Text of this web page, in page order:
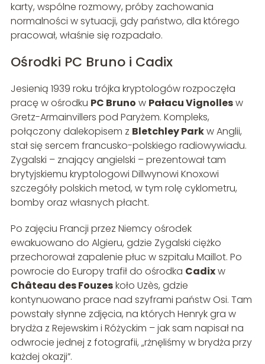
karty, wspólne rozmowy, próby zachowania
normalności w sytuacji, gdy państwo, dla którego
pracował, właśnie się rozpadało.
Ośrodki PC Bruno i Cadix
Jesienią 1939 roku trójka kryptologów rozpoczęła
pracę w ośrodku PC Bruno w Pałacu Vignollesw
Gretz-Armainvillers pod Paryżem. Kompleks,
połączony dalekopisem z Bletchley Parkw Anglii,
stał się sercem francusko-polskiego radiowywiadu.
Zygalski – znający angielski – prezentował tam
brytyjskiemu kryptologowi Dillwynowi Knoxowi
szczegóły polskich metod, w tym rolę cyklometru,
bomby oraz własnych płacht.
Po zajęciu Francji przez Niemcy ośrodek
ewakuowano do Algieru, gdzie Zygalski ciężko
przechorował zapalenie płuc w szpitalu Maillot. Po
powrocie do Europy trafił do ośrodka Cadixw
Château des Fouzeskoło Uzès, gdzie
kontynuowano prace nad szyframi państw Osi. Tam
powstały słynne zdjęcia, na których Henryk gra w
brydża z Rejewskim i Różyckim – jak sam napisał na
odwrocie jednej z fotografii, „rżnęliśmy w brydża przy
każdej okazji”.